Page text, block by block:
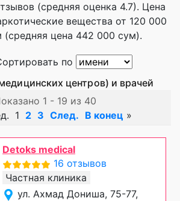
(средняя оценка 4.7). Цена
вещества от 120 000
цена 442 000 сум).
по
центров) и врачей
1 - 19 из 40
1 2 3 След. В конец »
Detoks medical
16 отзывов
Частная клиника
ул. Ахмад Дониша, 75-77,